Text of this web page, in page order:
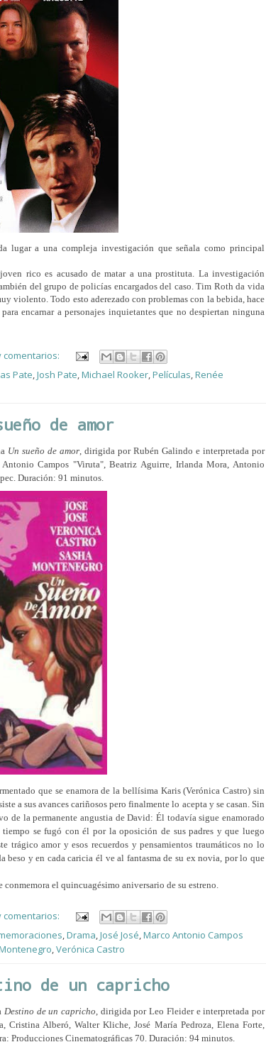
lugar a una compleja investigación que señala como principal
rico es acusado de matar a una prostituta. La investigación
del grupo de policías encargados del caso. Tim Roth da vida
violento. Todo esto aderezado con problemas con la bebida, hace
encarnar a personajes inquietantes que no despiertan ninguna
comentarios:
Pate,Josh Pate,Michael Rooker,Películas,Renée
de amor
Un sueño de amor, dirigida por Rubén Galindo e interpretada por
Antonio Campos "Viruta", Beatriz Aguirre, Irlanda Mora, Antonio
Duración: 91 minutos.
que se enamora de la bellísima Karis (Verónica Castro) sin
a sus avances cariñosos pero finalmente lo acepta y se casan. Sin
de la permanente angustia de David: Él todavía sigue enamorado
se fugó con él por la oposición de sus padres y que luego
trágico amor y esos recuerdos y pensamientos traumáticos no lo
beso y en cada caricia él ve al fantasma de su ex novia, por lo que
el quincuagésimo aniversario de su estreno.
comentarios:
,Drama,José José,Marco Antonio Campos
,Verónica Castro
de un capricho
Destino de un capricho , dirigida por Leo Fleider e interpretada por
Alberó, Walter Kliche, José María Pedroza, Elena Forte,
Producciones Cinematográficas 70. Duración: 94 minutos.